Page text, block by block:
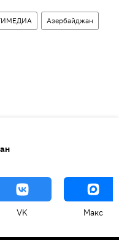
Азербайджан
VK Макс